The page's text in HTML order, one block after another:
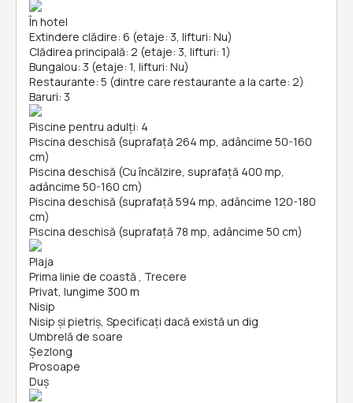
În hotel
Extindere clădire: 6 (etaje: 3, lifturi: Nu)
Clădirea principală: 2 (etaje: 3, lifturi: 1)
Bungalou: 3 (etaje: 1, lifturi: Nu)
Restaurante: 5 (dintre care restaurante a la carte: 2)
Baruri: 3
Piscine pentru adulți: 4
Piscina deschisă (suprafață 264 mp, adâncime 50-160
cm)
Piscina deschisă (Cu încălzire, suprafață 400 mp,
adâncime 50-160 cm)
Piscina deschisă (suprafață 594 mp, adâncime 120-180
cm)
Piscina deschisă (suprafață 78 mp, adâncime 50 cm)
Plaja
Prima linie de coastă , Trecere
Privat, lungime 300 m
Nisip
Nisip și pietriş, Specificați dacă există un dig
Umbrelă de soare
Șezlong
Prosoape
Duș